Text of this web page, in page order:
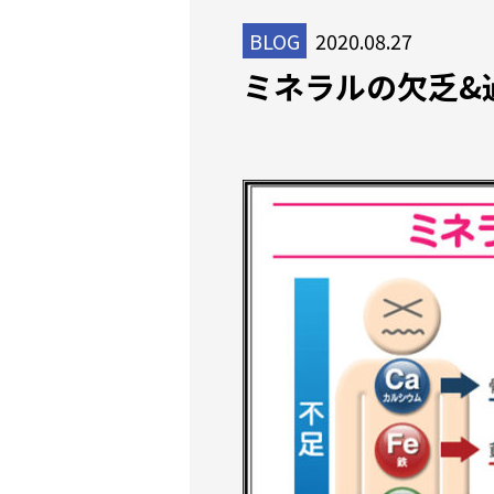
BLOG 2020.08.27
ミネラルの欠乏&